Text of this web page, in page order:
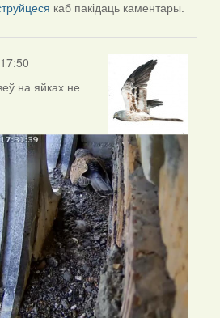
каб пакідаць каментары.
на яйках не